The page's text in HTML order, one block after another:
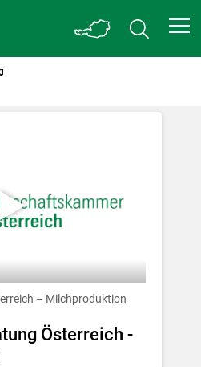
– Milchproduktion
Österreich -